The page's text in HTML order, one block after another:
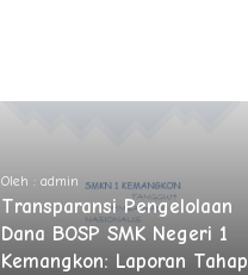
Oleh : admin
Transparansi Pengelolaan
Dana BOSP SMK Negeri 1
Kemangkon: Laporan Tahap